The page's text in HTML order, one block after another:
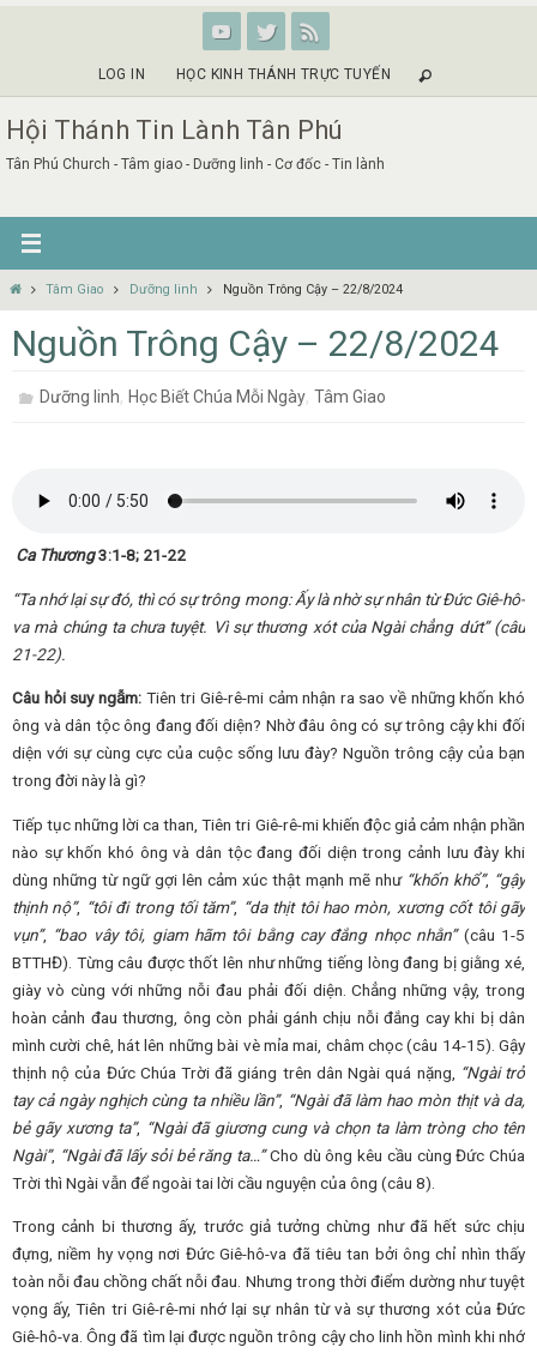
LOG IN HỌC KINH THÁNH TRỰC TUYẾN
Hội Thánh Tin Lành Tân Phú
Tân Phú Church - Tâm giao - Dưỡng linh - Cơ đốc - Tin lành
HomeTâm Giao Dưỡng linh Nguồn Trông Cậy – 22/8/2024
Nguồn Trông Cậy – 22/8/2024
Dưỡng linh,Học Biết Chúa Mỗi Ngày,Tâm Giao
Ca Thương3:1-8; 21-22
“Ta nhớ lại sự đó, thì có sự trông mong: Ấy là nhờ sự nhân từ Đức Giê-hô-
va mà chúng ta chưa tuyệt. Vì sự thương xót của Ngài chẳng dứt” (câu
21-22).
Câu hỏi suy ngẫm: Tiên tri Giê-rê-mi cảm nhận ra sao về những khốn khó
ông và dân tộc ông đang đối diện? Nhờ đâu ông có sự trông cậy khi đối
diện với sự cùng cực của cuộc sống lưu đày? Nguồn trông cậy của bạn
trong đời này là gì?
Tiếp tục những lời ca than, Tiên tri Giê-rê-mi khiến độc giả cảm nhận phần
nào sự khốn khó ông và dân tộc đang đối diện trong cảnh lưu đày khi
dùng những từ ngữ gợi lên cảm xúc thật mạnh mẽ như “khốn khổ”, “gậy
thịnh nộ”, “tôi đi trong tối tăm”, “da thịt tôi hao mòn, xương cốt tôi gãy
vụn”, “bao vây tôi, giam hãm tôi bằng cay đắng nhọc nhằn” (câu 1-5
BTTHĐ). Từng câu được thốt lên như những tiếng lòng đang bị giằng xé,
giày vò cùng với những nỗi đau phải đối diện. Chẳng những vậy, trong
hoàn cảnh đau thương, ông còn phải gánh chịu nỗi đắng cay khi bị dân
mình cười chê, hát lên những bài vè mỉa mai, châm chọc (câu 14-15). Gậy
thịnh nộ của Đức Chúa Trời đã giáng trên dân Ngài quá nặng,
“Ngài trở
tay cả ngày nghịch cùng ta nhiều lần”, “Ngài đã làm hao mòn thịt và da,
bẻ gãy xương ta”, “Ngài đã giương cung và chọn ta làm tròng cho tên
Ngài”, “Ngài đã lấy sỏi bẻ răng ta…”Cho dù ông kêu cầu cùng Đức Chúa
Trời thì Ngài vẫn để ngoài tai lời cầu nguyện của ông (câu 8).
Trong cảnh bi thương ấy, trước giả tưởng chừng như đã hết sức chịu
đựng, niềm hy vọng nơi Đức Giê-hô-va đã tiêu tan bởi ông chỉ nhìn thấy
toàn nỗi đau chồng chất nỗi đau. Nhưng trong thời điểm dường như tuyệt
vọng ấy, Tiên tri Giê-rê-mi nhớ lại sự nhân từ và sự thương xót của Đức
Giê-hô-va. Ông đã tìm lại được nguồn trông cậy cho linh hồn mình khi nhớ